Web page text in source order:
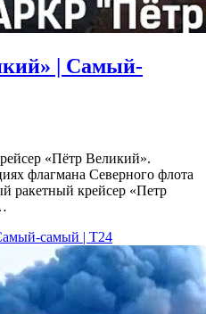
| Самый-
«Пётр Великий».
флагмана Северного флота
крейсер «Петр
самый | Т24